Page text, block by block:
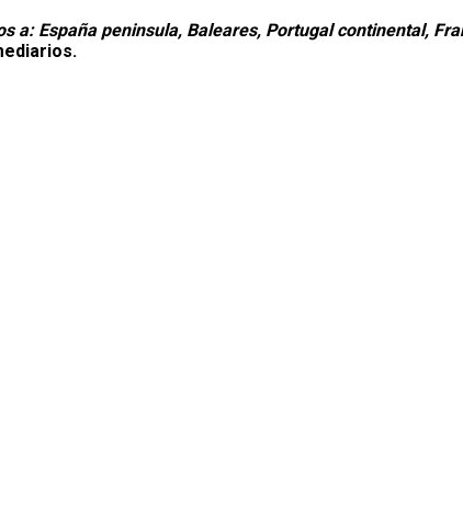
a: España peninsula, Baleares, Portugal continental,